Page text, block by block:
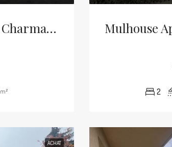
Rixheim Entremont Charmant 4p De 80m²
m² 2
ACHAT